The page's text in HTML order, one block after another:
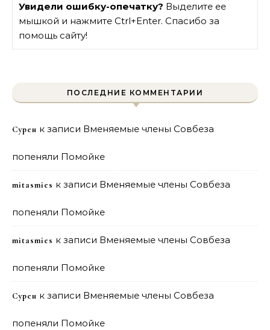
Увидели ошибку-опечатку? Выделите ее
мышкой и нажмите Ctrl+Enter. Спасибо за
помощь сайту!
ПОСЛЕДНИЕ КОММЕНТАРИИ
Сурен к записи Вменяемые члены Совбеза
попеняли Помойке
mitasmies к записи Вменяемые члены Совбеза
попеняли Помойке
mitasmies к записи Вменяемые члены Совбеза
попеняли Помойке
Сурен к записи Вменяемые члены Совбеза
попеняли Помойке